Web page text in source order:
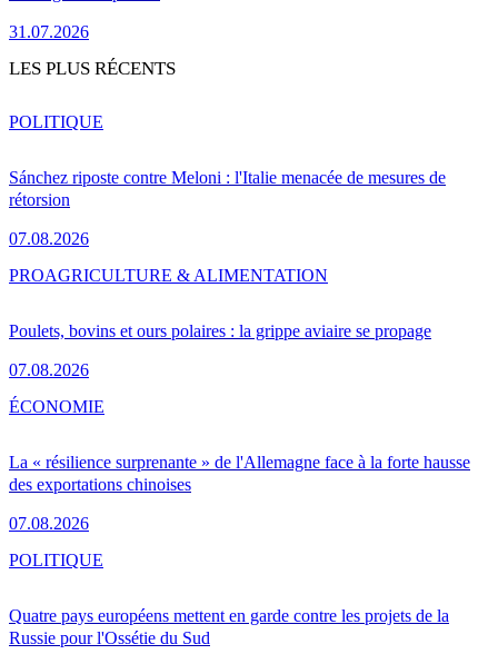
31.07.2026
LES PLUS RÉCENTS
Sánchez riposte contre Meloni : l'Italie menacée de mesures de
rétorsion
07.08.2026
POLITIQUE
Poulets, bovins et ours polaires : la grippe aviaire se propage
07.08.2026
PROAGRICULTURE & ALIMENTATION
La « résilience surprenante » de l'Allemagne face à la forte hausse
des exportations chinoises
07.08.2026
ÉCONOMIE
Quatre pays européens mettent en garde contre les projets de la
Russie pour l'Ossétie du Sud
POLITIQUE